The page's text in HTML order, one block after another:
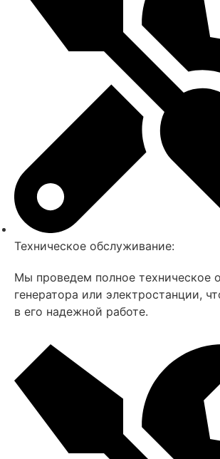
Техническое обслуживание:
Мы проведем полное техническое
генератора или электростанции,
в его надежной работе.